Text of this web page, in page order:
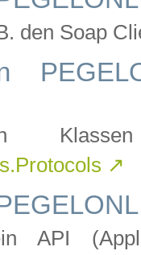
den Soap
↗
API